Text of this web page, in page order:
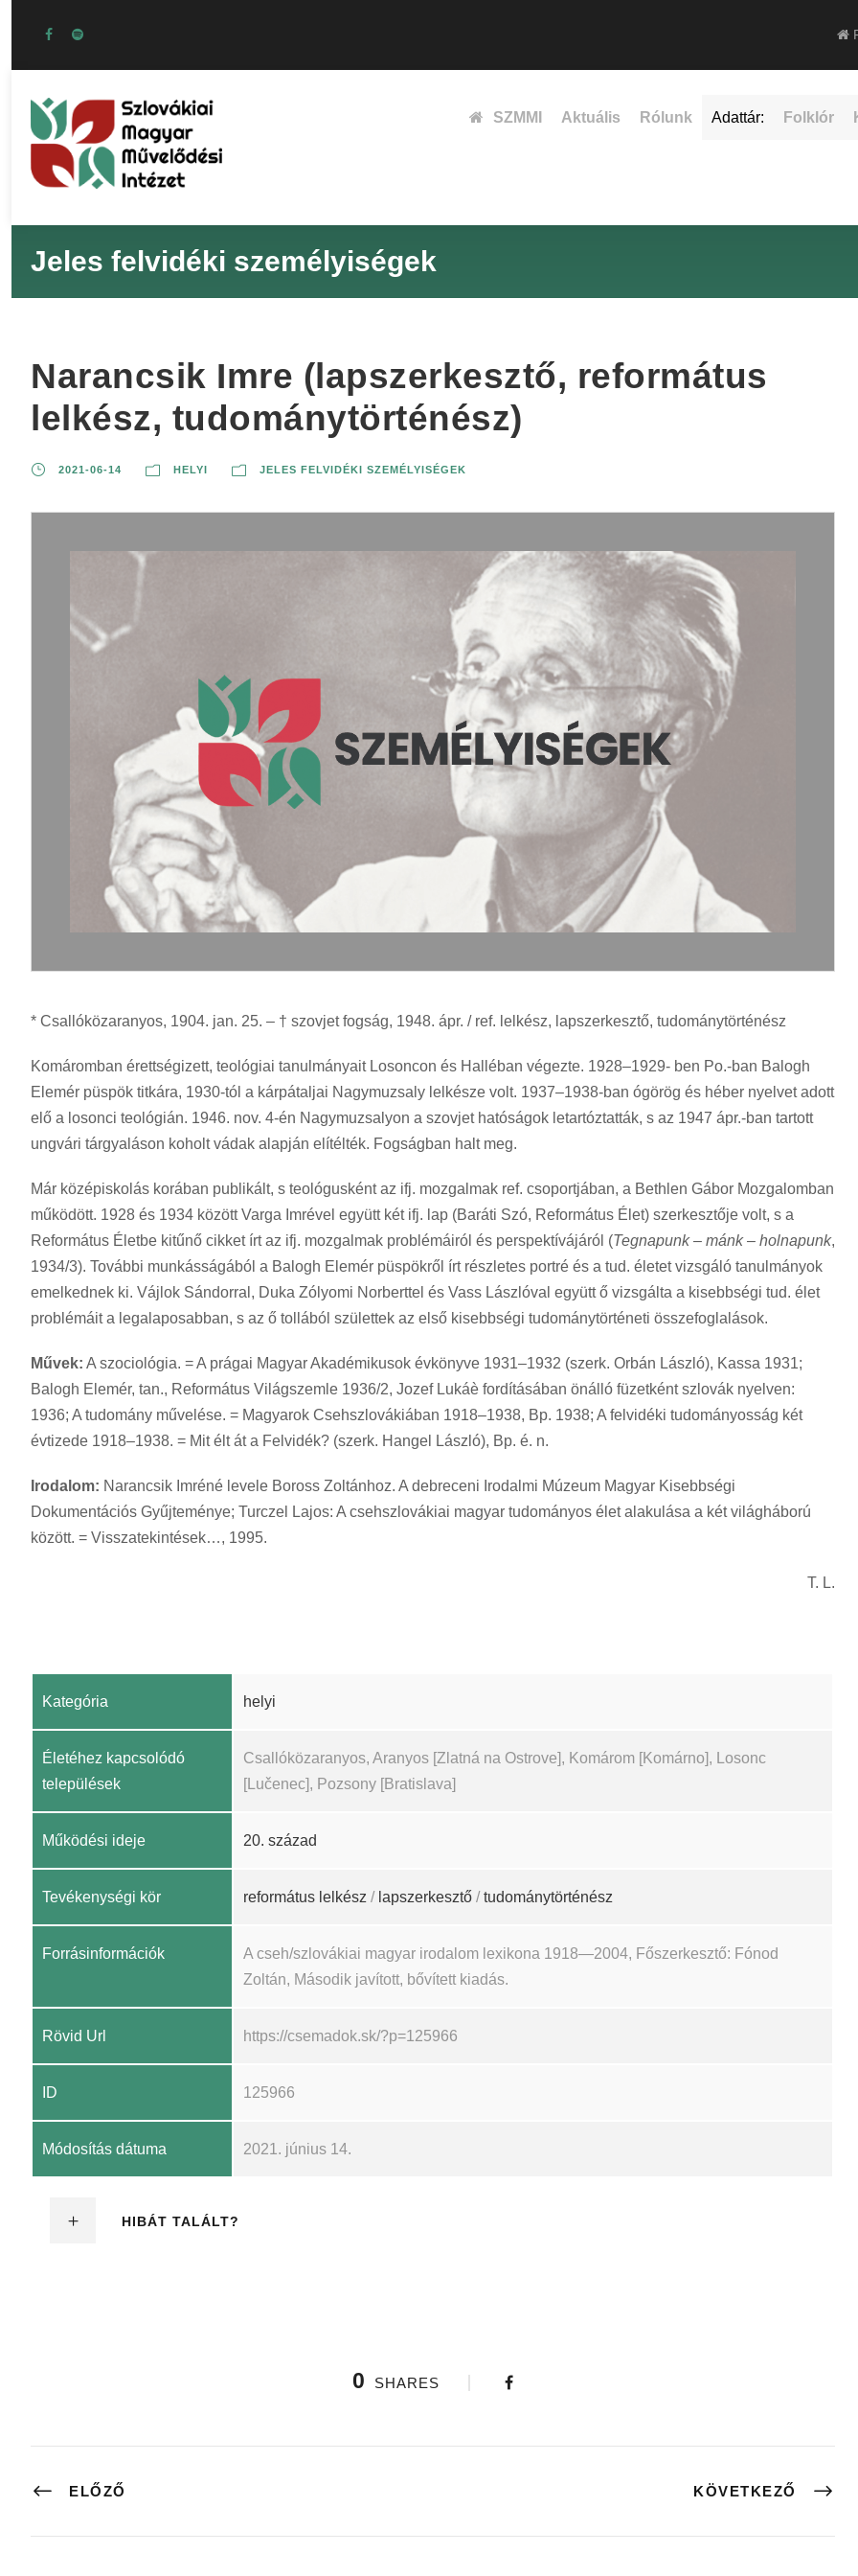
SZMMI Aktuális Rólunk Adattár: Folklór
Jeles felvidéki személyiségek
Narancsik Imre (lapszerkesztő, református
lelkész, tudománytörténész)
2021-06-14 HELYI JELES FELVIDÉKI SZEMÉLYISÉGEK
* Csallóközaranyos, 1904. jan. 25. – † szovjet fogság, 1948. ápr. / ref. lelkész, lapszerkesztő, tudománytörténész
Komáromban érettségizett, teológiai tanulmányait Losoncon és Halléban végezte. 1928–1929- ben Po.-ban Balogh
Elemér püspök titkára, 1930-tól a kárpátaljai Nagymuzsaly lelkésze volt. 1937–1938-ban ógörög és héber nyelvet adott
elő a losonci teológián. 1946. nov. 4-én Nagymuzsalyon a szovjet hatóságok letartóztatták, s az 1947 ápr.-ban tartott
ungvári tárgyaláson koholt vádak alapján elítélték. Fogságban halt meg.
Már középiskolás korában publikált, s teológusként az ifj. mozgalmak ref. csoportjában, a Bethlen Gábor Mozgalomban
működött. 1928 és 1934 között Varga Imrével együtt két ifj. lap (Baráti Szó, Református Élet) szerkesztője volt, s a
Református Életbe kitűnő cikket írt az ifj. mozgalmak problémáiról és perspektívájáról (Tegnapunk– mánk – holnapunk,
1934/3). További munkásságából a Balogh Elemér püspökről írt részletes portré és a tud. életet vizsgáló tanulmányok
emelkednek ki. Vájlok Sándorral, Duka Zólyomi Norberttel és Vass Lászlóval együtt ő vizsgálta a kisebbségi tud. élet
problémáit a legalaposabban, s az ő tollából születtek az első kisebbségi tudománytörténeti összefoglalások.
Művek: A szociológia. = A prágai Magyar Akadémikusok évkönyve 1931–1932 (szerk. Orbán László), Kassa 1931;
Balogh Elemér, tan., Református Világszemle 1936/2, Jozef Lukáè fordításában önálló füzetként szlovák nyelven:
1936; A tudomány művelése. = Magyarok Csehszlovákiában 1918–1938, Bp. 1938; A felvidéki tudományosság két
évtizede 1918–1938. = Mit élt át a Felvidék? (szerk. Hangel László), Bp. é. n.
Irodalom: Narancsik Imréné levele Boross Zoltánhoz. A debreceni Irodalmi Múzeum Magyar Kisebbségi
Dokumentációs Gyűjteménye; Turczel Lajos: A csehszlovákiai magyar tudományos élet alakulása a két világháború
között. = Visszatekintések…, 1995.
T. L.
Kategória helyi
Életéhez kapcsolódó
települések
Csallóközaranyos, Aranyos [Zlatná na Ostrove], Komárom [Komárno], Losonc
[Lučenec], Pozsony [Bratislava]
Működési ideje 20. század
Tevékenységi kör református lelkész / lapszerkesztő /tudománytörténész
Forrásinformációk
A cseh/szlovákiai magyar irodalom lexikona 1918—2004, Főszerkesztő: Fónod
Zoltán, Második javított, bővített kiadás.
Rövid Url https://csemadok.sk/?p=125966
ID 125966
Módosítás dátuma 2021. június 14.
HIBÁT TALÁLT?
0 SHARES
ELŐZŐ KÖVETKEZŐ